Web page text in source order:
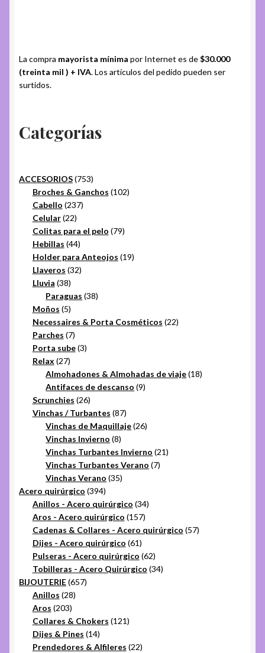
La compra mayorista mínima por Internet es de$30.000
(treinta mil ) + IVA. Los artículos del pedido pueden ser
surtidos.
Categorías
ACCESORIOS 753753
productos
Broches & Ganchos 102102
Cabello 237237
Celular 2222
productos
Colitas para el pelo 7979
Hebillas 4444
productos
Holder para Anteojos 1919
Llaveros 3232
Lluvia 3838
productos
Paraguas 3838
Moños 55
productos
Necessaires & Porta Cosméticos 2222
Parches 77
productos
Porta sube 33
Relax 2727
productos
Almohadones & Almohadas de viaje 1818
Antifaces de descanso 99
Scrunchies 2626
productos
Vinchas / Turbantes 8787
productos
Vinchas de Maquillaje 2626
Vinchas Invierno 88
productos
Vinchas Turbantes Invierno 2121
Vinchas Turbantes Verano 77
Vinchas Verano 3535
Acero quirúrgico 394394
productos
Anillos - Acero quirúrgico 3434
Aros - Acero quirúrgico 157157
productos
Cadenas & Collares - Acero quirúrgico 5757
Dijes - Acero quirúrgico 6161
productos
Pulseras - Acero quirúrgico 6262
productos
Tobilleras - Acero Quirúrgico 3434
BIJOUTERIE 657657
Anillos 2828
Aros 203203
productos
Collares & Chokers 121121
Dijes & Pines 1414
productos
Prendedores & Alfileres 2222